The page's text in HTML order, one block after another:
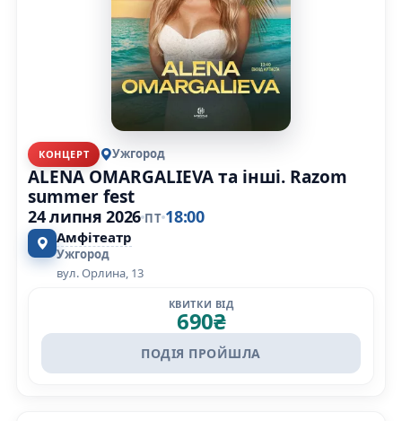
КОНЦЕРТ Ужгород
ALENA OMARGALIEVA та інші. Razom
summer fest
24 липня 2026 ПТ 18:00
Амфітеатр
Ужгород
вул. Орлина, 13
КВИТКИ ВІД
690₴
ПОДІЯ ПРОЙШЛА